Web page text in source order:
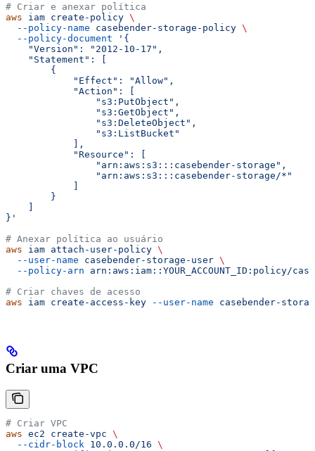
# Criar e anexar política
aws iam create-policy \
  --policy-name
casebender-storage-policy \
  --policy-document
'{
    "Version": "2012-10-17",
    "Statement": [
        {
            "Effect": "Allow",
            "Action": [
                "s3:PutObject",
                "s3:GetObject",
                "s3:DeleteObject",
                "s3:ListBucket"
            ],
            "Resource": [
                "arn:aws:s3:::casebender-storage",
                "arn:aws:s3:::casebender-storage/*"
            ]
        }
    ]
}'
# Anexar política ao usuário
aws iam attach-user-policy \
  --user-name
casebender-storage-user \
  --policy-arn
arn:aws:iam::YOUR_ACCOUNT_ID:policy/
# Criar chaves de acesso
aws iam create-access-key --user-name casebender-
Criar uma VPC
# Criar VPC
aws ec2 create-vpc \
  --cidr-block
10.0.0.0/16 \